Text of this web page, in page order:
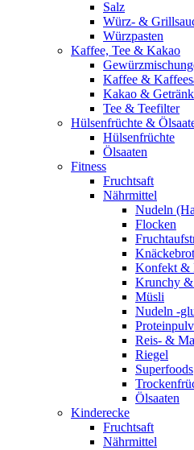
Salz
Würz- &
Würzpasten
Kaffee, Tee & Kakao
Kaffee &
Kakao &
Tee & Teefilter
Hülsenfrüchte &
Hülsenfrüchte
Ölsaaten
Fitness
Fruchtsaft
Nährmittel
Nudeln
Flocken
Konfekt &
Krunchy &
Müsli
Nudeln -
Reis- &
Riegel
Superfoods
Ölsaaten
Kinderecke
Fruchtsaft
Nährmittel